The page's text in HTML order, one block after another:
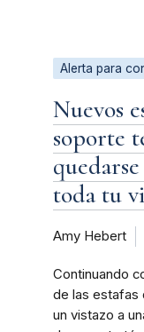
Alerta para
Nuevos
soporte
toda tu
Amy Hebert
Continuando
de las estafas
un vistazo a